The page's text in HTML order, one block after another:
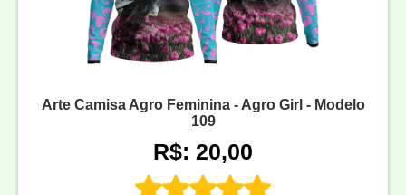
Arte Camisa Agro Feminina - Agro Girl - Modelo
109
R$: 20,00